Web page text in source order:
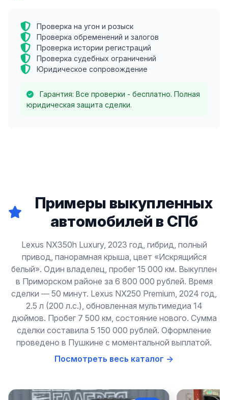
Проверка на угон и розыск
Проверка обременений и залогов
Проверка истории регистраций
Проверка судебных ограничений
Юридическое сопровождение
Гарантия: Все проверки - бесплатно. Полная
юридическая защита сделки.
Примеры выкупленных
автомобилей в СПб
Lexus NX350h Luxury, 2023 год, гибрид, полный
привод, панорамная крыша, цвет «Искрящийся
белый». Один владелец, пробег 15 000 км. Выкуплен
в Приморском районе за 6 800 000 рублей. Время
сделки — 50 минут. Lexus NX250 Premium, 2024 год,
2.5 л (200 л.с.), обновленная мультимедиа 14
дюймов. Пробег 7 500 км, состояние нового. Сумма
сделки составила 5 150 000 рублей. Оформление
проведено в Пушкине с моментальной выплатой.
Посмотреть весь каталог →